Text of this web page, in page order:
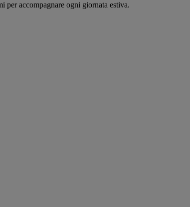
per accompagnare ogni giornata estiva.